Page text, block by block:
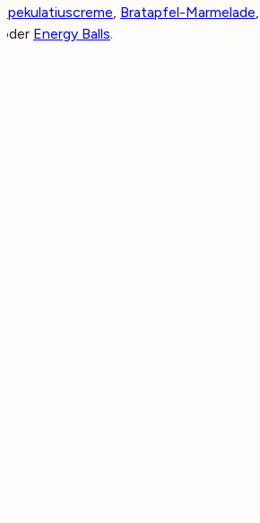
Spekulatiuscreme, Bratapfel-Marmelade,
oder Energy Balls.